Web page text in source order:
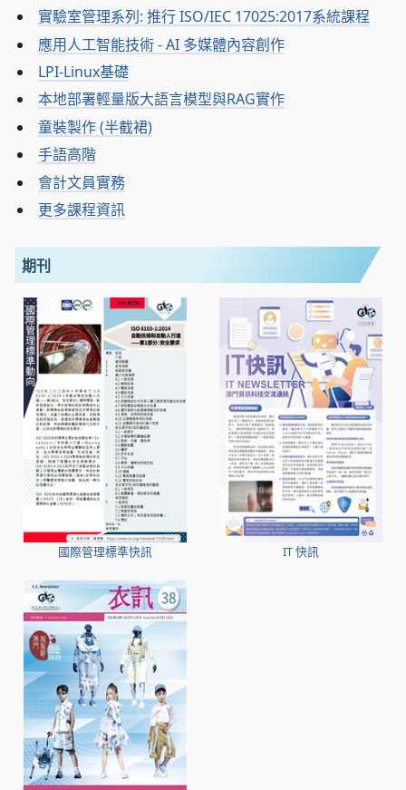
實驗室管理系列: 推行 ISO/IEC 17025:2017系統課程
應用人工智能技術 - AI 多媒體內容創作
LPI-Linux基礎
本地部署輕量版大語言模型與RAG實作
童裝製作 (半截裙)
手語高階
會計文員實務
更多課程資訊
期刊
國際管理標準快訊 IT 快訊